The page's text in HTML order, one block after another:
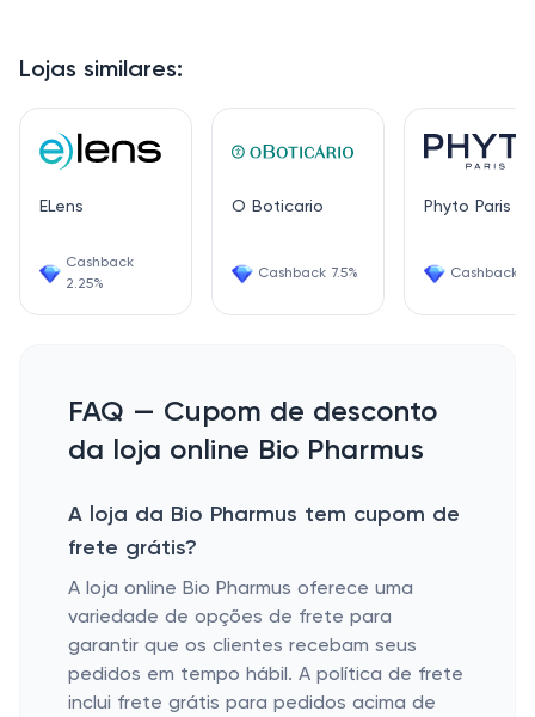
Lojas similares:
ELens
Cashback
2.25%
O Boticario
Cashback 7.5%
Phyto Paris
Cashback
FAQ — Cupom de desconto
da loja online Bio Pharmus
A loja da Bio Pharmus tem cupom de
frete grátis?
A loja online Bio Pharmus oferece uma
variedade de opções de frete para
garantir que os clientes recebam seus
pedidos em tempo hábil. A política de frete
inclui frete grátis para pedidos acima de